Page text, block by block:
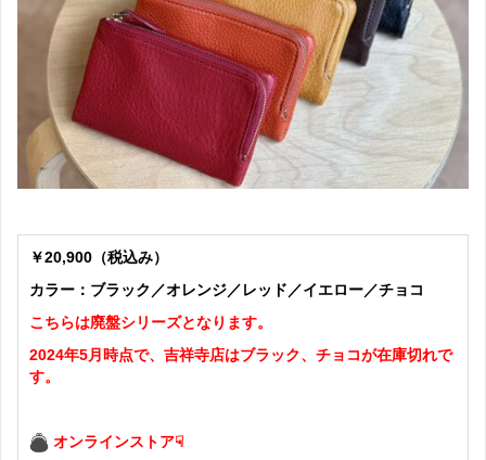
￥20,900（税込み）
カラー：ブラック／オレンジ／レッド／イエロー／チョコ
こちらは廃盤シリーズとなります。
2024年5月時点で、吉祥寺店はブラック、チョコが在庫切れで
す。
オンラインストア☟